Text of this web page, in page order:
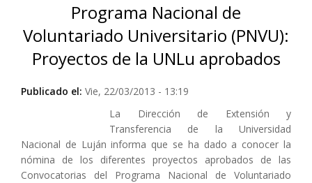
Programa Nacional de
Voluntariado Universitario (PNVU):
Proyectos de la UNLu aprobados
Publicado el: Vie, 22/03/2013 - 13:19
La Dirección de Extensión y
Transferencia de la Universidad
Nacional de Luján informa que se ha dado a conocer la
nómina de los diferentes proyectos aprobados de las
Convocatorias del Programa Nacional de Voluntariado